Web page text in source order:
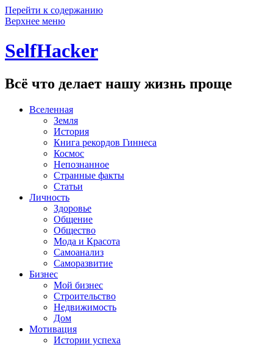
Перейти к содержанию
Верхнее меню
SelfHacker
Всё что делает нашу жизнь проще
Вселенная
Земля
История
Книга рекордов Гиннеса
Космос
Непознанное
Странные факты
Статьи
Личность
Здоровье
Общение
Общество
Мода и Красота
Самоанализ
Саморазвитие
Бизнес
Мой бизнес
Строительство
Недвижимость
Дом
Мотивация
Истории успеха